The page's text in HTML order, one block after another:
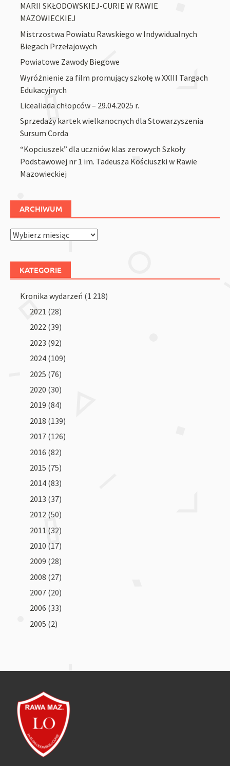
MARII SKŁODOWSKIEJ-CURIE W RAWIE
MAZOWIECKIEJ
Mistrzostwa Powiatu Rawskiego w Indywidualnych
Biegach Przełajowych
Powiatowe Zawody Biegowe
Wyróżnienie za film promujący szkołę w XXIII Targach
Edukacyjnych
Licealiada chłopców – 29.04.2025 r.
Sprzedaży kartek wielkanocnych dla Stowarzyszenia
Sursum Corda
“Kopciuszek” dla uczniów klas zerowych Szkoły
Podstawowej nr 1 im. Tadeusza Kościuszki w Rawie
Mazowieckiej
ARCHIWUM
Archiwum
KATEGORIE
Kronika wydarzeń (1 218)
2021 (28)
2022 (39)
2023 (92)
2024 (109)
2025 (76)
2020 (30)
2019 (84)
2018 (139)
2017 (126)
2016 (82)
2015 (75)
2014 (83)
2013 (37)
2012 (50)
2011 (32)
2010 (17)
2009 (28)
2008 (27)
2007 (20)
2006 (33)
2005 (2)